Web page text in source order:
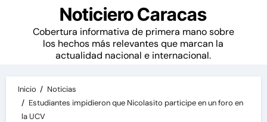
Noticiero Caracas
Cobertura informativa de primera mano sobre
los hechos más relevantes que marcan la
actualidad nacional e internacional.
Inicio
Noticias
Estudiantes impidieron que Nicolasito participe en un foro en
la UCV